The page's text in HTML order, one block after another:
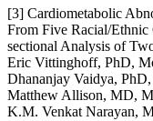
[3] Cardiometabolic
From Five Racial/Ethnic
sectional Analysis of
Eric Vittinghoff, PhD,
Dhananjay Vaidya,
Matthew Allison, MD,
K.M. Venkat Narayan,